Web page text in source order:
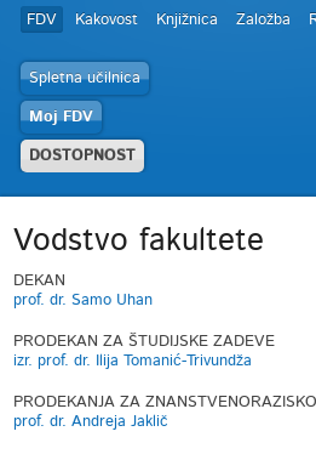
FDV Kakovost Knjižnica Založba
Spletna učilnica
Moj FDV
DOSTOPNOST
Vodstvo fakultete
DEKAN
prof. dr. Samo Uhan
PRODEKAN ZA ŠTUDIJSKE ZADEVE
izr. prof. dr. Ilija Tomanić-Trivundža
PRODEKANJA ZA
prof. dr. Andreja Jaklič